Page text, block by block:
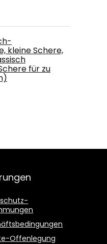
kleine Schere,
für zu
Offenlegung